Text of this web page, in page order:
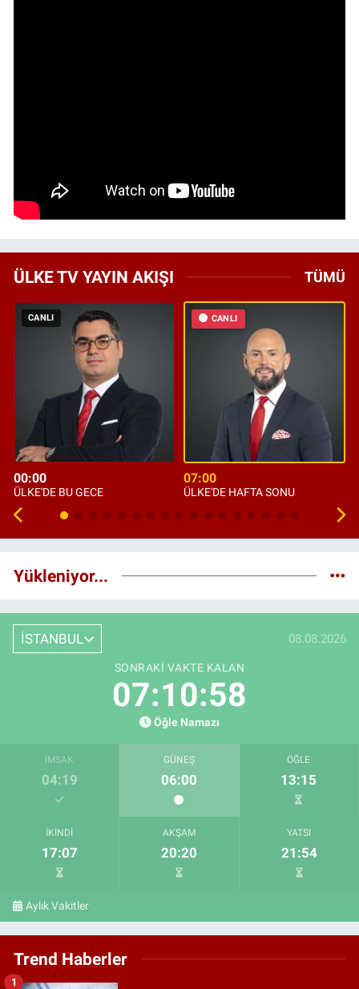
ÜLKE TV YAYIN AKIŞI TÜMÜ
CANLI
00:00
ÜLKE'DE BU GECE
CANLI
07:00
ÜLKE'DE HAFTA SONU
Yükleniyor...
İSTANBUL 08.08.2026
SONRAKI VAKTE KALAN
07:10:57
Öğle Namazı
İMSAK
04:19
GÜNEŞ
06:00
ÖĞLE
13:15
İKINDI
17:07
AKŞAM
20:20
YATSI
21:54
Aylık Vakitler
Trend Haberler
1